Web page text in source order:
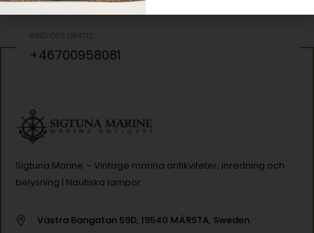
RING OSS GRATIS
+46700958081
Sigtuna Marine – Vintage marina antikviteter, inredning och
belysning | Nautiska lampor
Västra Bangatan 59D, 19540 MÄRSTA, Sweden.